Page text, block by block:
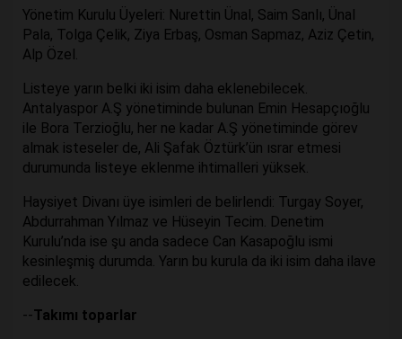
Yönetim Kurulu Üyeleri: Nurettin Ünal, Saim Sanlı, Ünal
Pala, Tolga Çelik, Ziya Erbaş, Osman Sapmaz, Aziz Çetin,
Alp Özel.
Listeye yarın belki iki isim daha eklenebilecek.
Antalyaspor A.Ş yönetiminde bulunan Emin Hesapçıoğlu
ile Bora Terzioğlu, her ne kadar A.Ş yönetiminde görev
almak isteseler de, Ali Şafak Öztürk’ün ısrar etmesi
durumunda listeye eklenme ihtimalleri yüksek.
Haysiyet Divanı üye isimleri de belirlendi: Turgay Soyer,
Abdurrahman Yılmaz ve Hüseyin Tecim. Denetim
Kurulu’nda ise şu anda sadece Can Kasapoğlu ismi
kesinleşmiş durumda. Yarın bu kurula da iki isim daha ilave
edilecek.
--Takımı toparlar